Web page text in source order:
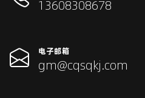
13608308678
电子邮箱
gm@cqsqkj.com